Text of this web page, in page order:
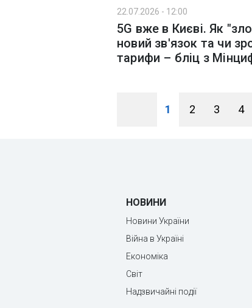
22.07.2026 - 12:00
5G вже в Києві. Як
новий зв'язок та чи
тарифи – бліц з
1 2 3 4
НОВИНИ
Новини України
Війна в Україні
Економіка
Світ
Надзвичайні події